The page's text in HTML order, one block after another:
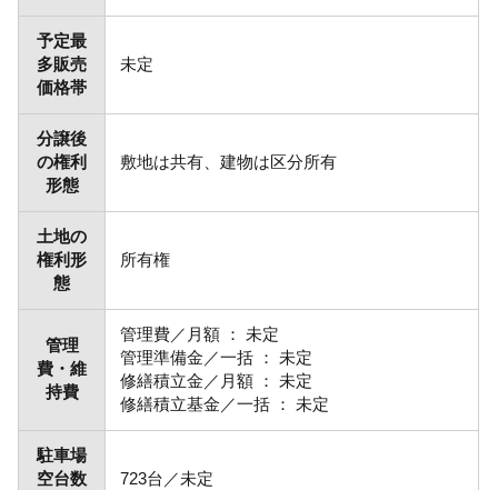
予定最
多販売
価格帯
未定
分譲後
の権利
形態
敷地は共有、建物は区分所有
土地の
権利形
態
所有権
管理
費・維
持費
管理費／月額 ： 未定
管理準備金／一括 ： 未定
修繕積立金／月額 ： 未定
修繕積立基金／一括 ： 未定
駐車場
空台数
723台／未定